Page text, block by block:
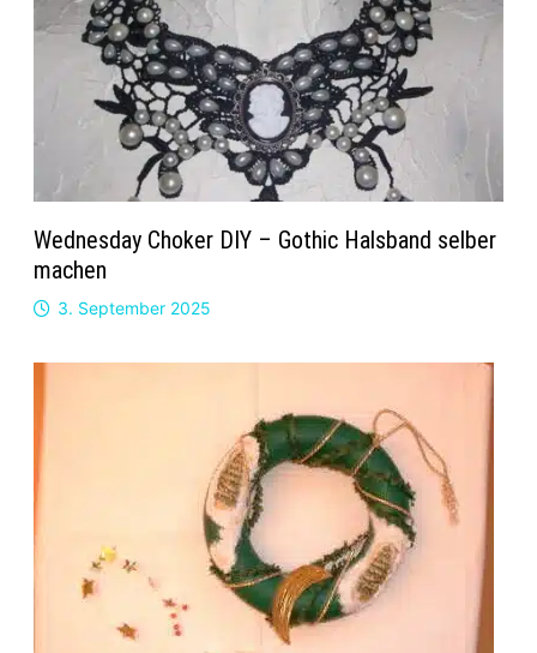
Wednesday Choker DIY – Gothic Halsband selber
machen
3. September 2025